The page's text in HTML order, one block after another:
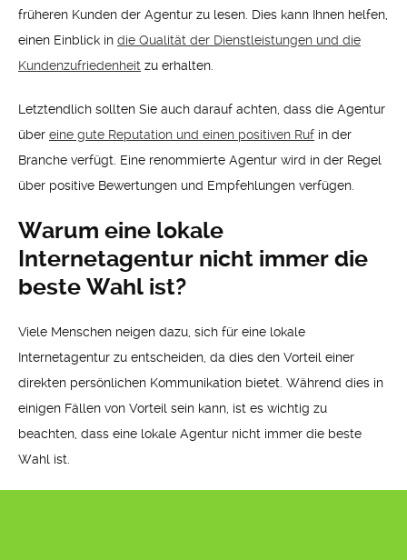
früheren Kunden der Agentur zu lesen. Dies kann Ihnen helfen,
einen Einblick in die Qualität der Dienstleistungen und die
Kundenzufriedenheit zu erhalten.
Letztendlich sollten Sie auch darauf achten, dass die Agentur
über eine gute Reputation und einen positiven Ruf in der
Branche verfügt. Eine renommierte Agentur wird in der Regel
über positive Bewertungen und Empfehlungen verfügen.
Warum eine lokale
Internetagentur nicht immer die
beste Wahl ist?
Viele Menschen neigen dazu, sich für eine lokale
Internetagentur zu entscheiden, da dies den Vorteil einer
direkten persönlichen Kommunikation bietet. Während dies in
einigen Fällen von Vorteil sein kann, ist es wichtig zu
beachten, dass eine lokale Agentur nicht immer die beste
Wahl ist.